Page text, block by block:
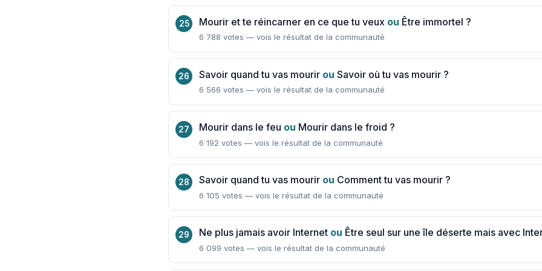
Mourir et te réincarner en ce que tu veux ou Être immortel ?
6 788 votes — vois le résultat de la communauté
Savoir quand tu vas mourir ou Savoir où tu vas mourir ?
6 566 votes — vois le résultat de la communauté
Mourir dans le feu ou Mourir dans le froid ?
6 192 votes — vois le résultat de la communauté
Savoir quand tu vas mourir ou Comment tu vas mourir ?
6 105 votes — vois le résultat de la communauté
Ne plus jamais avoir Internet ou Être seul sur une île déserte mais avec
6 099 votes — vois le résultat de la communauté